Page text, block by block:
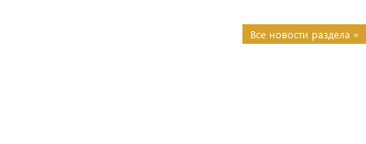
Все новости раздела »